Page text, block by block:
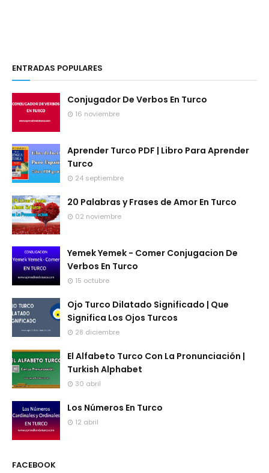
ENTRADAS POPULARES
Conjugador De Verbos En Turco
16 noviembre
Aprender Turco PDF | Libro Para Aprender
Turco
24 septiembre
20 Palabras y Frases de Amor En Turco
02 noviembre
Yemek Yemek - Comer Conjugacion De
Verbos En Turco
15 octubre
Ojo Turco Dilatado Significado | Que
Significa Los Ojos Turcos
28 diciembre
El Alfabeto Turco Con La Pronunciación |
Turkish Alphabet
30 abril
Los Números En Turco
12 abril
FACEBOOK